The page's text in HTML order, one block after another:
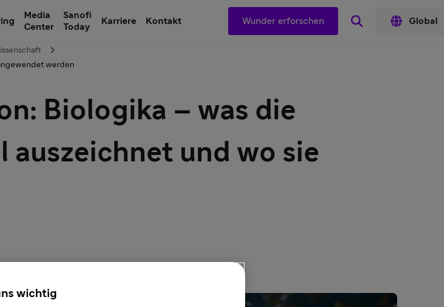
Media
Center
Sanofi
Today
Karriere Kontakt Wunder erforschen Global
werden
Biologika – was die
und wo sie
wichtig